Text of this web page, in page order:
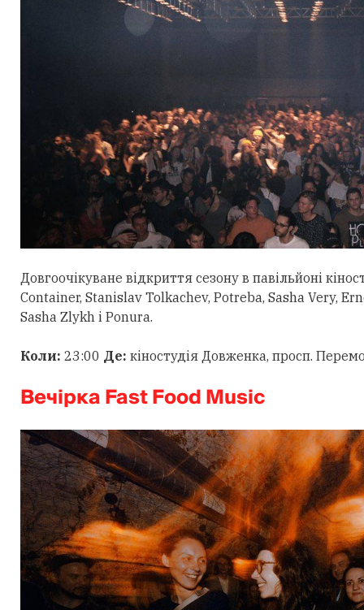
Довгоочікуване відкриття сезону в павільйоні
Container, Stanislav Tolkachev, Potreba, Sasha Very,
Sasha Zlykh і Ponura.
Коли: 23:00 Де: кіностудія Довженка, просп.
Вечірка Fast Food Music